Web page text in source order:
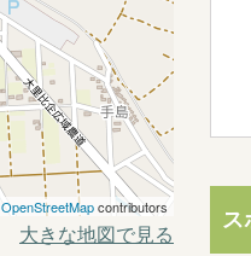
OpenStreetMapcontributors
大きな地図で見る
ス